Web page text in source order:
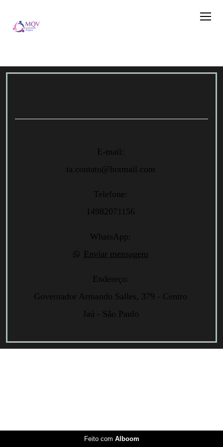
E-mail:
ta.contato@hotmail.com
Telefone:
14982071156
WhatsApp:
Enviar mensagem
Endereço:
Governador Armando Salles, 379 - Centro
Jaú - São Paulo
Feito com Alboom